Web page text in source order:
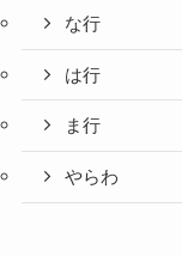
な行
は行
ま行
やらわ